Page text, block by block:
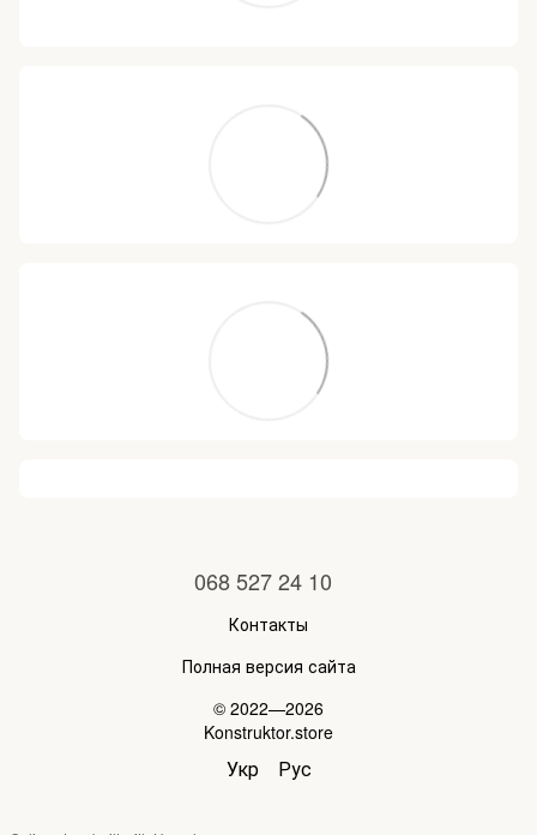
068 527 24 10
Контакты
Полная версия сайта
© 2022—2026
Konstruktor.store
Укр Рус